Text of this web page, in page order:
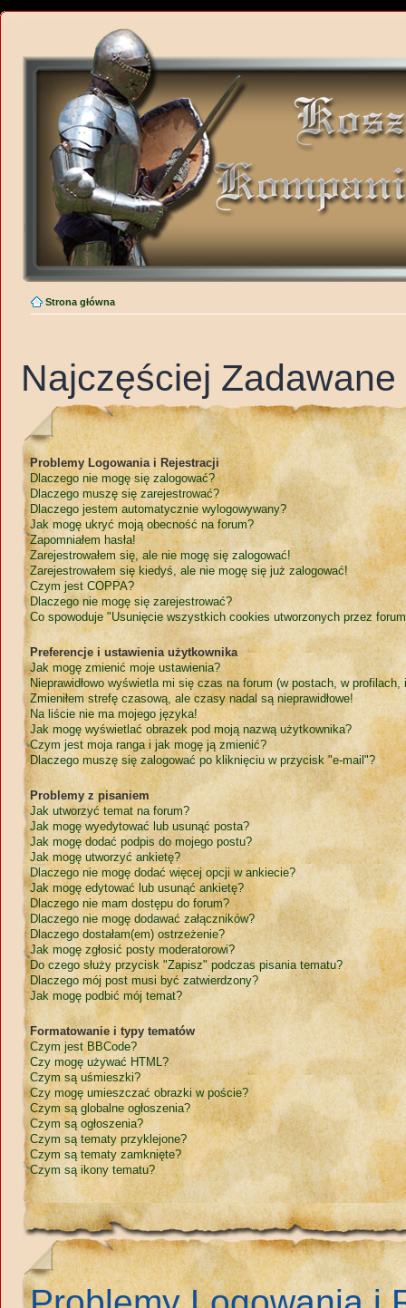
Strona główna
Najczęściej
Problemy Logowania i Rejestracji
Dlaczego nie mogę się zalogować?
Dlaczego muszę się zarejestrować?
Dlaczego jestem automatycznie wylogowywany?
Jak mogę ukryć moją obecność na forum?
Zapomniałem hasła!
Zarejestrowałem się, ale nie mogę się zalogować!
Zarejestrowałem się kiedyś, ale nie mogę się już zalogować!
Czym jest COPPA?
Dlaczego nie mogę się zarejestrować?
Co spowoduje "Usunięcie wszystkich cookies utworzonych przez
Preferencje i ustawienia użytkownika
Jak mogę zmienić moje ustawienia?
Nieprawidłowo wyświetla mi się czas na forum (w postach, w profilach,
Zmieniłem strefę czasową, ale czasy nadal są nieprawidłowe!
Na liście nie ma mojego języka!
Jak mogę wyświetlać obrazek pod moją nazwą użytkownika?
Czym jest moja ranga i jak mogę ją zmienić?
Dlaczego muszę się zalogować po kliknięciu w przycisk "e-mail"?
Problemy z pisaniem
Jak utworzyć temat na forum?
Jak mogę wyedytować lub usunąć posta?
Jak mogę dodać podpis do mojego postu?
Jak mogę utworzyć ankietę?
Dlaczego nie mogę dodać więcej opcji w ankiecie?
Jak mogę edytować lub usunąć ankietę?
Dlaczego nie mam dostępu do forum?
Dlaczego nie mogę dodawać załączników?
Dlaczego dostałam(em) ostrzeżenie?
Jak mogę zgłosić posty moderatorowi?
Do czego służy przycisk "Zapisz" podczas pisania tematu?
Dlaczego mój post musi być zatwierdzony?
Jak mogę podbić mój temat?
Formatowanie i typy tematów
Czym jest BBCode?
Czy mogę używać HTML?
Czym są uśmieszki?
Czy mogę umieszczać obrazki w poście?
Czym są globalne ogłoszenia?
Czym są ogłoszenia?
Czym są tematy przyklejone?
Czym są tematy zamknięte?
Czym są ikony tematu?